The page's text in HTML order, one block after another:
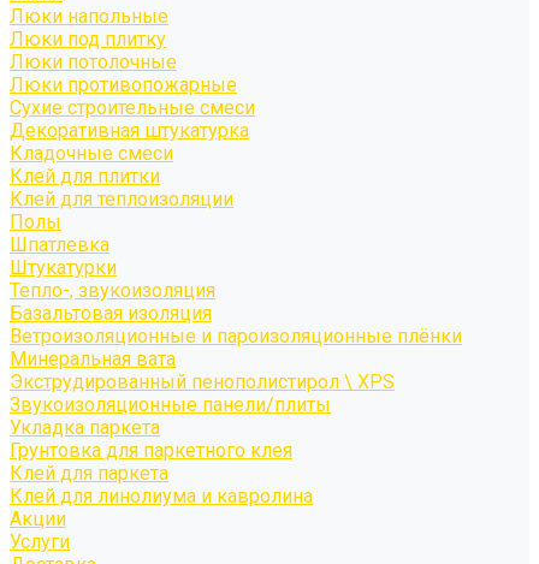
Люки напольные
Люки под плитку
Люки потолочные
Люки противопожарные
Сухие строительные смеси
Декоративная штукатурка
Кладочные смеси
Клей для плитки
Клей для теплоизоляции
Полы
Шпатлевка
Штукатурки
Тепло-, звукоизоляция
Базальтовая изоляция
Ветроизоляционные и пароизоляционные плёнки
Минеральная вата
Экструдированный пенополистирол \ XPS
Звукоизоляционные панели/плиты
Укладка паркета
Грунтовка для паркетного клея
Клей для паркета
Клей для линолиума и кавролина
Акции
Услуги